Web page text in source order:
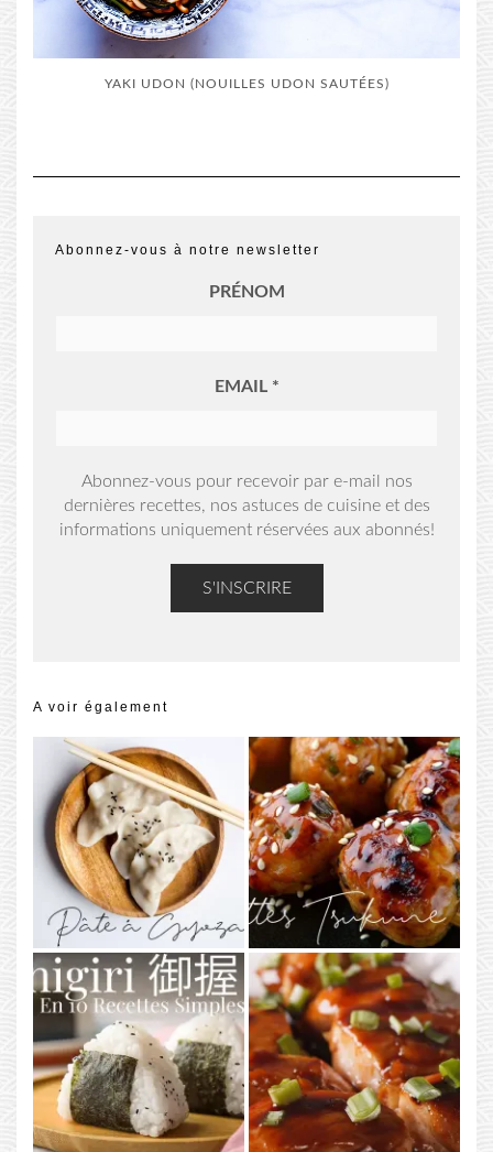
YAKI UDON (NOUILLES UDON SAUTÉES)
Abonnez-vous à notre newsletter
PRÉNOM
EMAIL *
Abonnez-vous pour recevoir par e-mail nos
dernières recettes, nos astuces de cuisine et des
informations uniquement réservées aux abonnés!
A voir également